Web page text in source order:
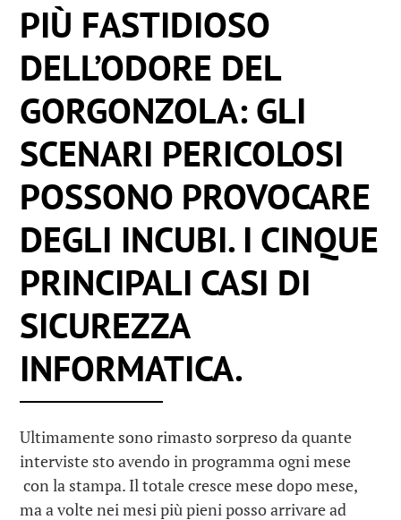
PIÙ FASTIDIOSO
DELL’ODORE DEL
GORGONZOLA: GLI
SCENARI PERICOLOSI
POSSONO PROVOCARE
DEGLI INCUBI. I CINQUE
PRINCIPALI CASI DI
SICUREZZA
INFORMATICA.
Ultimamente sono rimasto sorpreso da quante
interviste sto avendo in programma ogni mese
con la stampa. Il totale cresce mese dopo mese,
ma a volte nei mesi più pieni posso arrivare ad